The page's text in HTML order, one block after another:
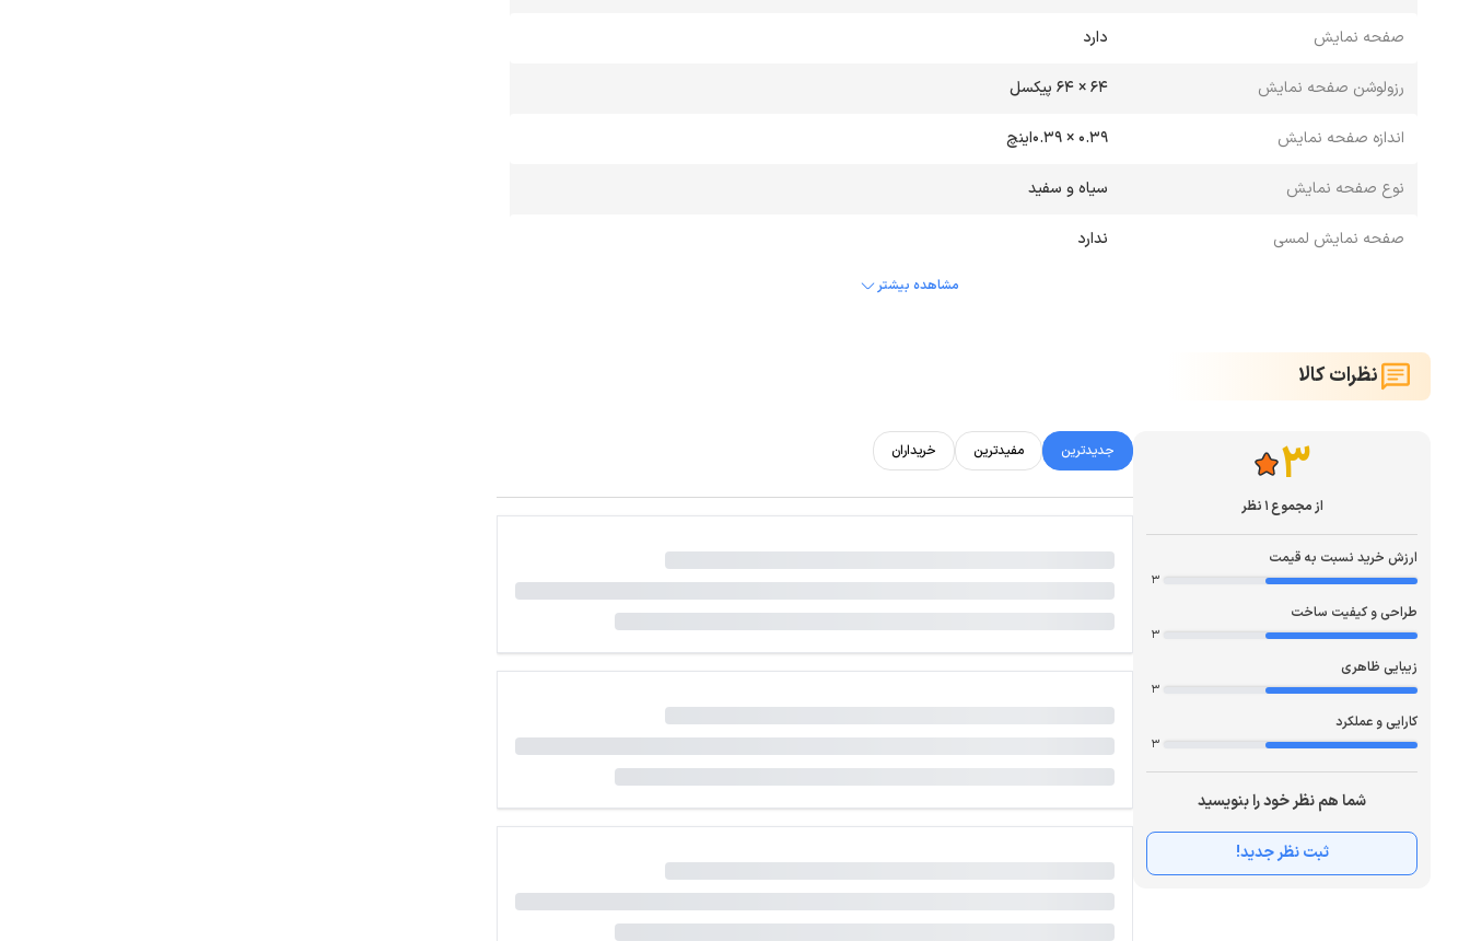
صفحه نمایش دارد
رزولوشن صفحه نمایش 64 × 64 پیکسل
اندازه صفحه نمایش 0.39 × 0.39اینچ
نوع صفحه نمایش سیاه و سفید
صفحه نمایش لمسی ندارد
مشاهده بیشتر
نظرات کالا
3
از مجموع 1 نظر
ارزش خرید نسبت به قیمت
3
طراحی و کیفیت ساخت
3
زیبایی ظاهری
3
کارایی و عملکرد
3
شما هم نظر خود را بنویسید
ثبت نظر جدید!
جدیدترین مفیدترین خریداران